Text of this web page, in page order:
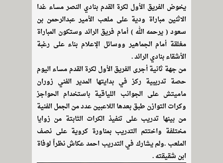
يخوض الفريق الأول لكرة القدم بنادي النصر مساء غدا
الاثنين مباراة ودية على ملعب الأمير عبدالرحمن بن
سعود ( يرحمه الله ) أمام فريق الرائد وستكون المباراة
مغلقة أمام الجماهير ووسائل الإعلام بناء على رغبة
الأشقاء بنادي الرائد .
من جهة ثانية أجرى الفريق الأول لكرة القدم مساء اليوم
حصة تدريبية ركز في بدايتها المدير الفني زوران
ماميتش على الجوانب اللياقية باستخدام الحواجز
وكرات التوازن طبق بعدها اللاعبين عدد من الجمل الفنية
من بينها تدريب على تنفيذ الكرات الثابتة من زوايا
مختلفة واختتم التدريب بمناورة كروية على نصف
الملعب .ولم يشارك في التدريب احمد عكاش نظراً لوفاة
ابن شقيقته .